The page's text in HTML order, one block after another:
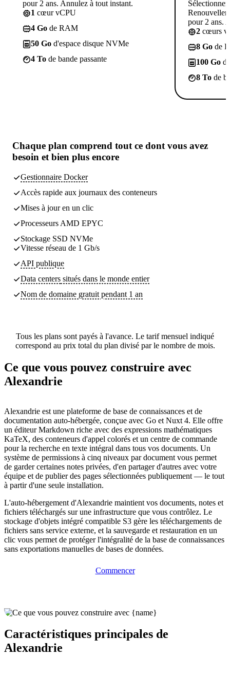
pour 2 ans. Annulez à tout instant.
1 cœur vCPU
4 Go de RAM
50 Go d'espace disque NVMe
4 To de bande passante
Sélectionner
pour 2 ans.
2 cœurs
8 Go de
100 Go
8 To de
Chaque plan comprend tout ce dont vous avez
besoin et bien plus encore
Gestionnaire Docker
Accès rapide aux journaux des conteneurs
Mises à jour en un clic
Processeurs AMD EPYC
Stockage SSD NVMe
Vitesse réseau de 1 Gb/s
API publique
Data centers situés dans le monde entier
Nom de domaine gratuit pendant 1 an
Tous les plans sont payés à l'avance. Le tarif mensuel indiqué
correspond au prix total du plan divisé par le nombre de mois.
Ce que vous pouvez construire avec
Alexandrie
Alexandrie est une plateforme de base de connaissances et de
documentation auto-hébergée, conçue avec Go et Nuxt 4. Elle offre
un éditeur Markdown riche avec des expressions mathématiques
KaTeX, des conteneurs d'appel colorés et un centre de commande
pour la recherche en texte intégral dans tous vos documents. Un
système de permissions à cinq niveaux par document vous permet
de garder certaines notes privées, d'en partager d'autres avec votre
équipe et de publier des pages sélectionnées publiquement — le tout
à partir d'une seule installation.
L'auto-hébergement d'Alexandrie maintient vos documents, notes et
fichiers téléchargés sur une infrastructure que vous contrôlez. Le
stockage d'objets intégré compatible S3 gère les téléchargements de
fichiers sans service externe, et la sauvegarde et restauration en un
clic vous permet de protéger l'intégralité de la base de connaissances
sans exportations manuelles de bases de données.
Commencer
Caractéristiques principales de
Alexandrie